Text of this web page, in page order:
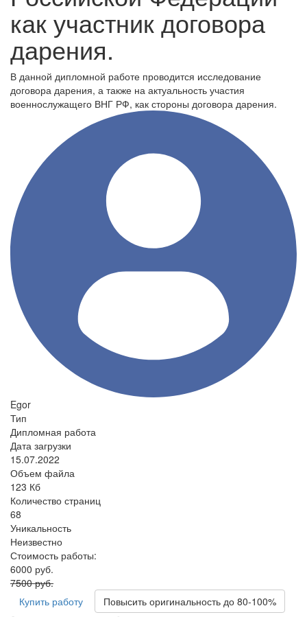
как участник договора
дарения.
В данной дипломной работе проводится исследование
договора дарения, а также на актуальность участия
военнослужащего ВНГ РФ, как стороны договора дарения.
Egor
Тип
Дипломная работа
Дата загрузки
15.07.2022
Объем файла
123 Кб
Количество страниц
68
Уникальность
Неизвестно
Стоимость работы:
6000 руб.
7500 руб.
Купить работу
Повысить оригинальность до 80-100%